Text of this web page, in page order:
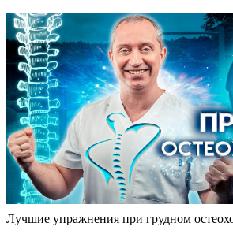
Лучшие упражнения при грудном